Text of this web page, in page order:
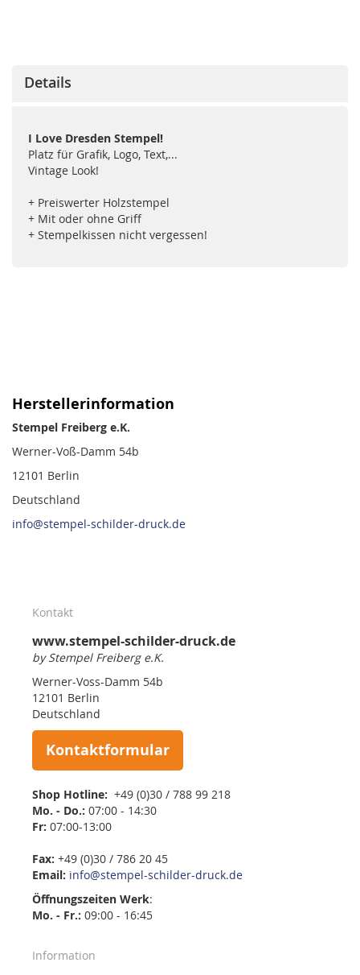
Details
I Love Dresden Stempel!
Platz für Grafik, Logo, Text,...
Vintage Look!
+ Preiswerter Holzstempel
+ Mit oder ohne Griff
+ Stempelkissen nicht vergessen!
Herstellerinformation
Stempel Freiberg e.K.
Werner-Voß-Damm 54b
12101 Berlin
Deutschland
info@stempel-schilder-druck.de
Kontakt
www.stempel-schilder-druck.de
by Stempel Freiberg e.K.
Werner-Voss-Damm 54b
12101 Berlin
Deutschland
Kontaktformular
Shop Hotline: +49 (0)30 / 788 99 218
Mo. - Do.: 07:00 - 14:30
Fr: 07:00-13:00
Fax: +49 (0)30 / 786 20 45
Email: info@stempel-schilder-druck.de
Öffnungszeiten Werk:
Mo. - Fr.: 09:00 - 16:45
Information